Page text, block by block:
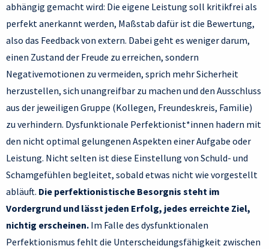
abhängig gemacht wird: Die eigene Leistung soll kritikfrei als
perfekt anerkannt werden, Maßstab dafür ist die Bewertung,
also das Feedback von extern. Dabei geht es weniger darum,
einen Zustand der Freude zu erreichen, sondern
Negativemotionen zu vermeiden, sprich mehr Sicherheit
herzustellen, sich unangreifbar zu machen und den Ausschluss
aus der jeweiligen Gruppe (Kollegen, Freundeskreis, Familie)
zu verhindern. Dysfunktionale Perfektionist*innen hadern mit
den nicht optimal gelungenen Aspekten einer Aufgabe oder
Leistung. Nicht selten ist diese Einstellung von Schuld- und
Schamgefühlen begleitet, sobald etwas nicht wie vorgestellt
abläuft. Die perfektionistische Besorgnis steht im
Vordergrund und lässt jeden Erfolg, jedes erreichte Ziel,
nichtig erscheinen. Im Falle des dysfunktionalen
Perfektionismus fehlt die Unterscheidungsfähigkeit zwischen